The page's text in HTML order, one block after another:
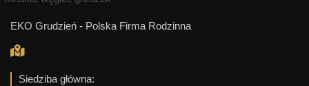
EKO Grudzień - Polska Firma Rodzinna
Siedziba główna: